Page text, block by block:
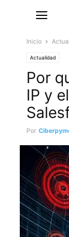
Inicio
Actualidad
Por
IP y
Por